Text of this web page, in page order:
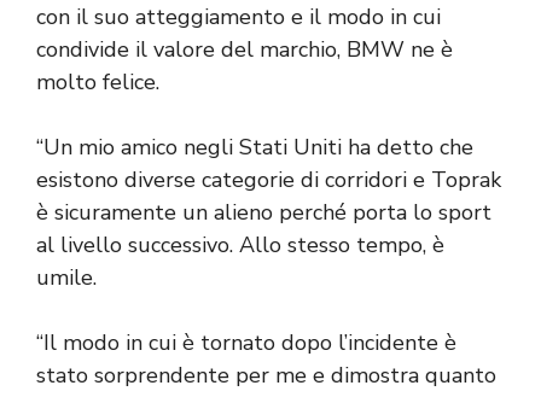
con il suo atteggiamento e il modo in cui
condivide il valore del marchio, BMW ne è
molto felice.
“Un mio amico negli Stati Uniti ha detto che
esistono diverse categorie di corridori e Toprak
è sicuramente un alieno perché porta lo sport
al livello successivo. Allo stesso tempo, è
umile.
“Il modo in cui è tornato dopo l’incidente è
stato sorprendente per me e dimostra quanto